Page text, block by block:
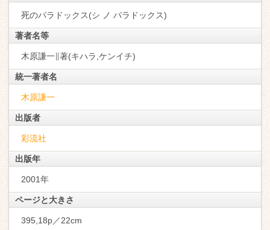
死のパラドックス(シ ノ パラドックス)
著者名等
木原謙一∥著(キハラ,ケンイチ)
統一著者名
木原謙一
出版者
彩流社
出版年
2001年
ページと大きさ
395,18p／22cm